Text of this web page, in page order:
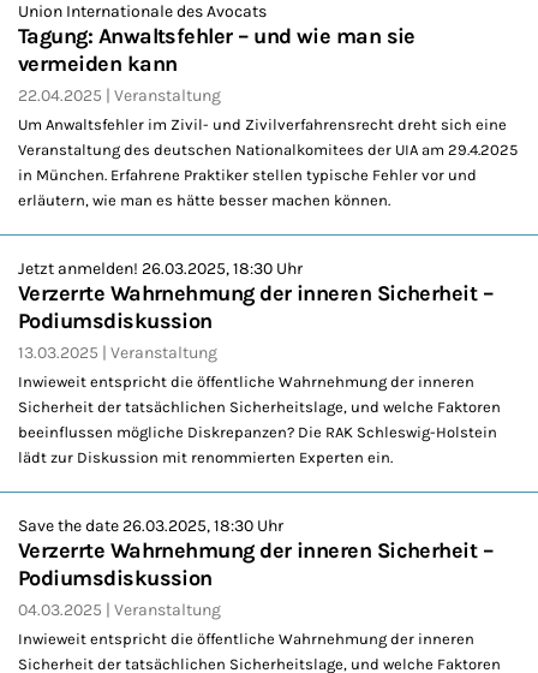
Union Internationale des Avocats
Tagung: Anwaltsfehler – und wie man sie
vermeiden kann
22.04.2025 Veranstaltung
Um Anwaltsfehler im Zivil- und Zivilverfahrensrecht dreht sich eine
Veranstaltung des deutschen Nationalkomitees der UIA am 29.4.2025
in München. Erfahrene Praktiker stellen typische Fehler vor und
erläutern, wie man es hätte besser machen können.
Jetzt anmelden! 26.03.2025, 18:30 Uhr
Verzerrte Wahrnehmung der inneren Sicherheit –
Podiumsdiskussion
13.03.2025 Veranstaltung
Inwieweit entspricht die öffentliche Wahrnehmung der inneren
Sicherheit der tatsächlichen Sicherheitslage, und welche Faktoren
beeinflussen mögliche Diskrepanzen? Die RAK Schleswig-Holstein
lädt zur Diskussion mit renommierten Experten ein.
Save the date 26.03.2025, 18:30 Uhr
Verzerrte Wahrnehmung der inneren Sicherheit –
Podiumsdiskussion
04.03.2025 Veranstaltung
Inwieweit entspricht die öffentliche Wahrnehmung der inneren
Sicherheit der tatsächlichen Sicherheitslage, und welche Faktoren